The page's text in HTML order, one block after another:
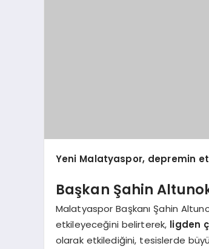
Yeni Malatyaspor, depremin
Başkan Şahin
Malatyaspor Başkanı Şahin
etkileyeceğini belirterek, ligden
olarak etkilediğini, tesislerde